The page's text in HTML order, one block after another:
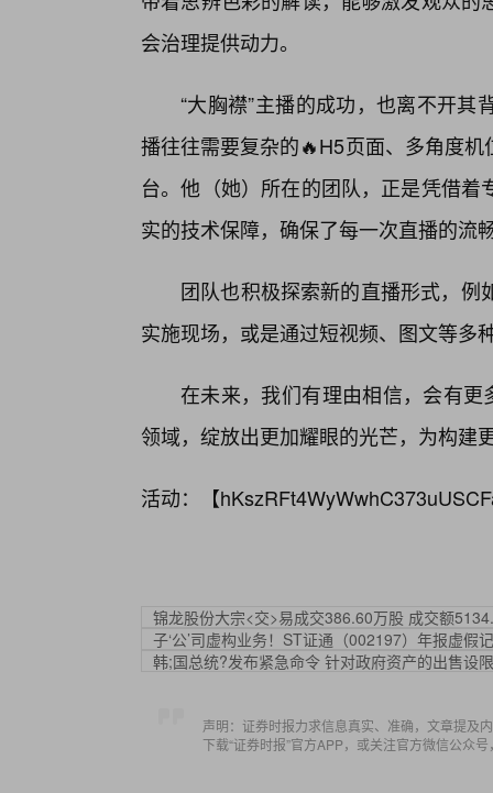
会治理提供动力。
“大胸襟”主播的成功，也离不开
播往往需要复杂的🔥H5页面、多角度
台。他（她）所在的团队，正是凭借
实的技术保障，确保了每一次直播的流
团队也积极探索新的直播形式，
实施现场，或是通过短视频、图文等多
在未来，我们有理由相信，会有更
领域，绽放出更加耀眼的光芒，为构建
活动：【
锦龙股份大宗<交>易成交386.60万股 成交额
子‘公’司虚构业务！ST证通（002197）年报虚假
韩;国总统?发布紧急命令 针对政府资产的出售设限
声明：证券时报力求信息真实、准确，文章提及
下载“证券时报”官方APP，或关注官方微信公众